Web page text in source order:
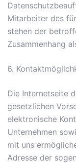
Mitarbeiter des
stehen der
Zusammenhang
6.
Die Internetseite
gesetzlichen
elektronische
Unternehmen
mit uns
Adresse der